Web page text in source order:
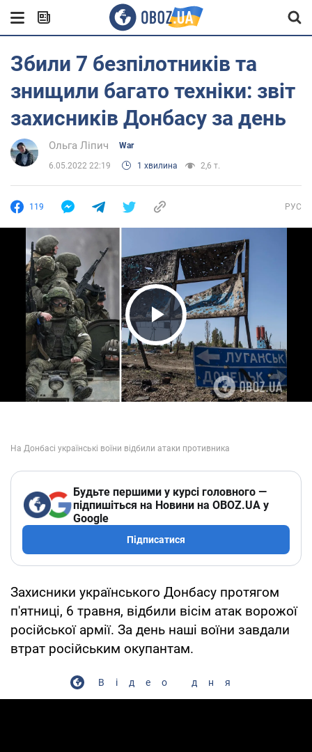
Збили 7 безпілотників та
знищили багато техніки: звіт
захисників Донбасу за день
Ольга Ліпич War
6.05.2022 22:19 1 хвилина 2,6 т.
119 РУС
Play Video
Будьте першими у курсі головного —
підпишіться на Новини на OBOZ.UA у
Google
Підписатися
Захисники українського Донбасу протягом
п'ятниці, 6 травня, відбили вісім атак ворожої
російської армії. За день наші воїни завдали
втрат російським окупантам.
Відео дня